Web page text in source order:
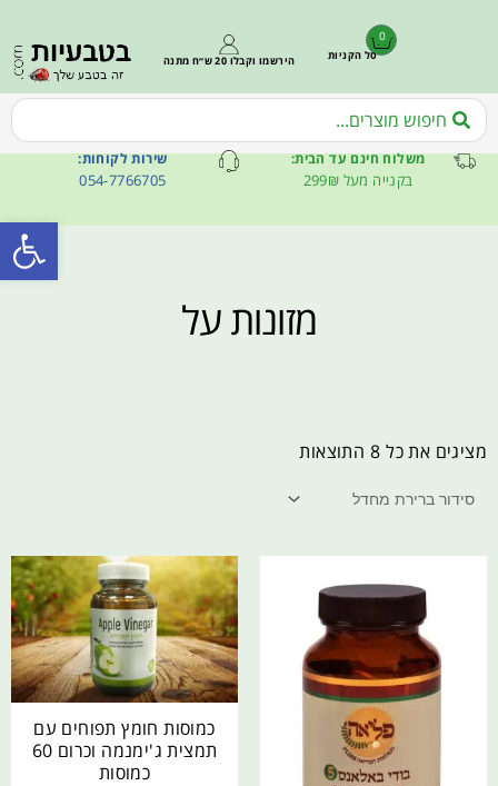
0
סל הקניות הירשמו וקבלו 20 ש״ח מתנה
משלוח חינם עד הבית:
בקנייה מעל 299₪
שירות לקוחות:
054-7766705
מזונות על
מציגים את כל ⁦8⁩ התוצאות
כמוסות חומץ תפוחים עם
תמצית ג'ימנמה וכרום 60
כמוסות
פתח